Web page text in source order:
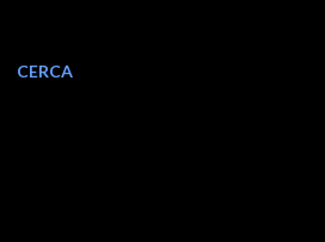
CERCA